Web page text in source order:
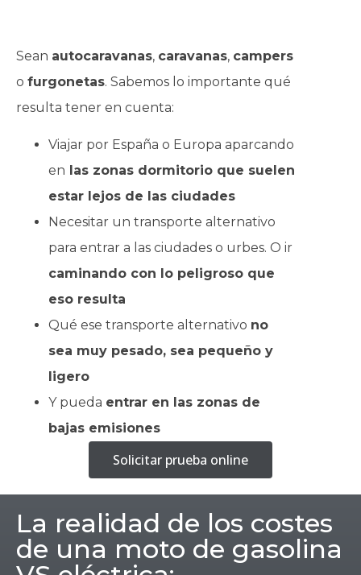
Sean autocaravanas, caravanas, campers
o furgonetas. Sabemos lo importante qué
resulta tener en cuenta:
Viajar por España o Europa aparcando
en las zonas dormitorio que suelen
estar lejos de las ciudades
Necesitar un transporte alternativo
para entrar a las ciudades o urbes. O ir
caminando con lo peligroso que
eso resulta
Qué ese transporte alternativo no
sea muy pesado, sea pequeño y
ligero
Y pueda entrar en las zonas de
bajas emisiones
Solicitar prueba online
La realidad de los costes
de una moto de gasolina